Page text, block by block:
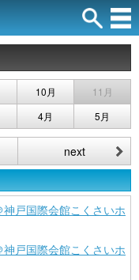
10月
11月
4月 5月
next
戸国際会館こくさいホ
戸国際会館こくさいホ